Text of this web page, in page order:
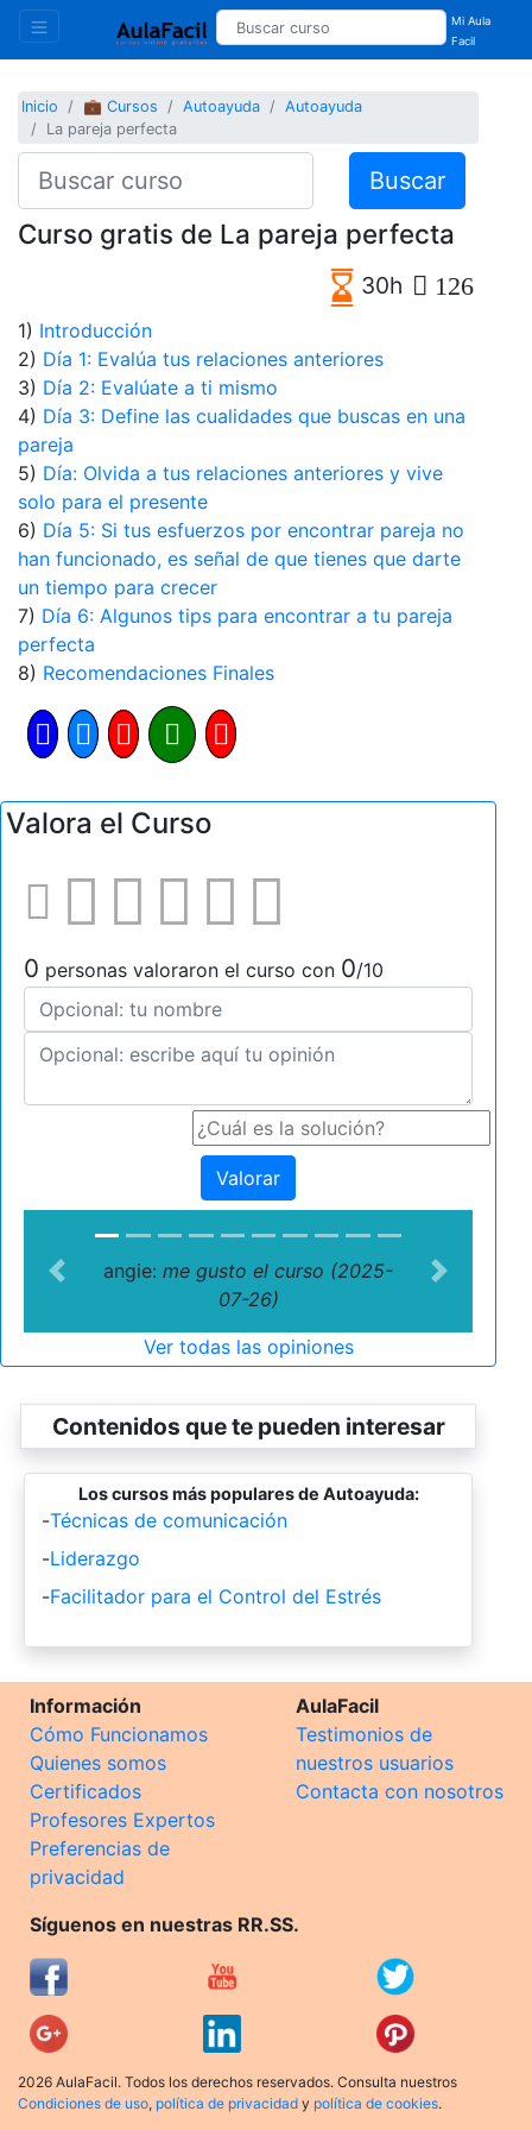
Mi Aula
Facil
Inicio 💼 Cursos Autoayuda
Autoayuda
La pareja perfecta
Buscar
Curso gratis de La pareja perfecta
30h 126
1) Introducción
2) Día 1: Evalúa tus relaciones anteriores
3) Día 2: Evalúate a ti mismo
4) Día 3: Define las cualidades que buscas en una
pareja
5) Día: Olvida a tus relaciones anteriores y vive
solo para el presente
6) Día 5: Si tus esfuerzos por encontrar pareja no
han funcionado, es señal de que tienes que darte
un tiempo para crecer
7) Día 6: Algunos tips para encontrar a tu pareja
perfecta
8) Recomendaciones Finales
Valora el Curso
0 personas valoraron el curso con 0/10
Valorar
angie: me gusto el curso (2025-
07-26)
Previous Next
Ver todas las opiniones
Contenidos que te pueden interesar
Los cursos más populares de Autoayuda:
-Técnicas de comunicación
-Liderazgo
-Facilitador para el Control del Estrés
Información
Cómo Funcionamos
Quienes somos
Certificados
Profesores Expertos
Preferencias de
privacidad
AulaFacil
Testimonios de
nuestros usuarios
Contacta con nosotros
Síguenos en nuestras RR.SS.
2026 AulaFacil. Todos los derechos reservados. Consulta nuestros
Condiciones de uso, política de privacidad y política de cookies.